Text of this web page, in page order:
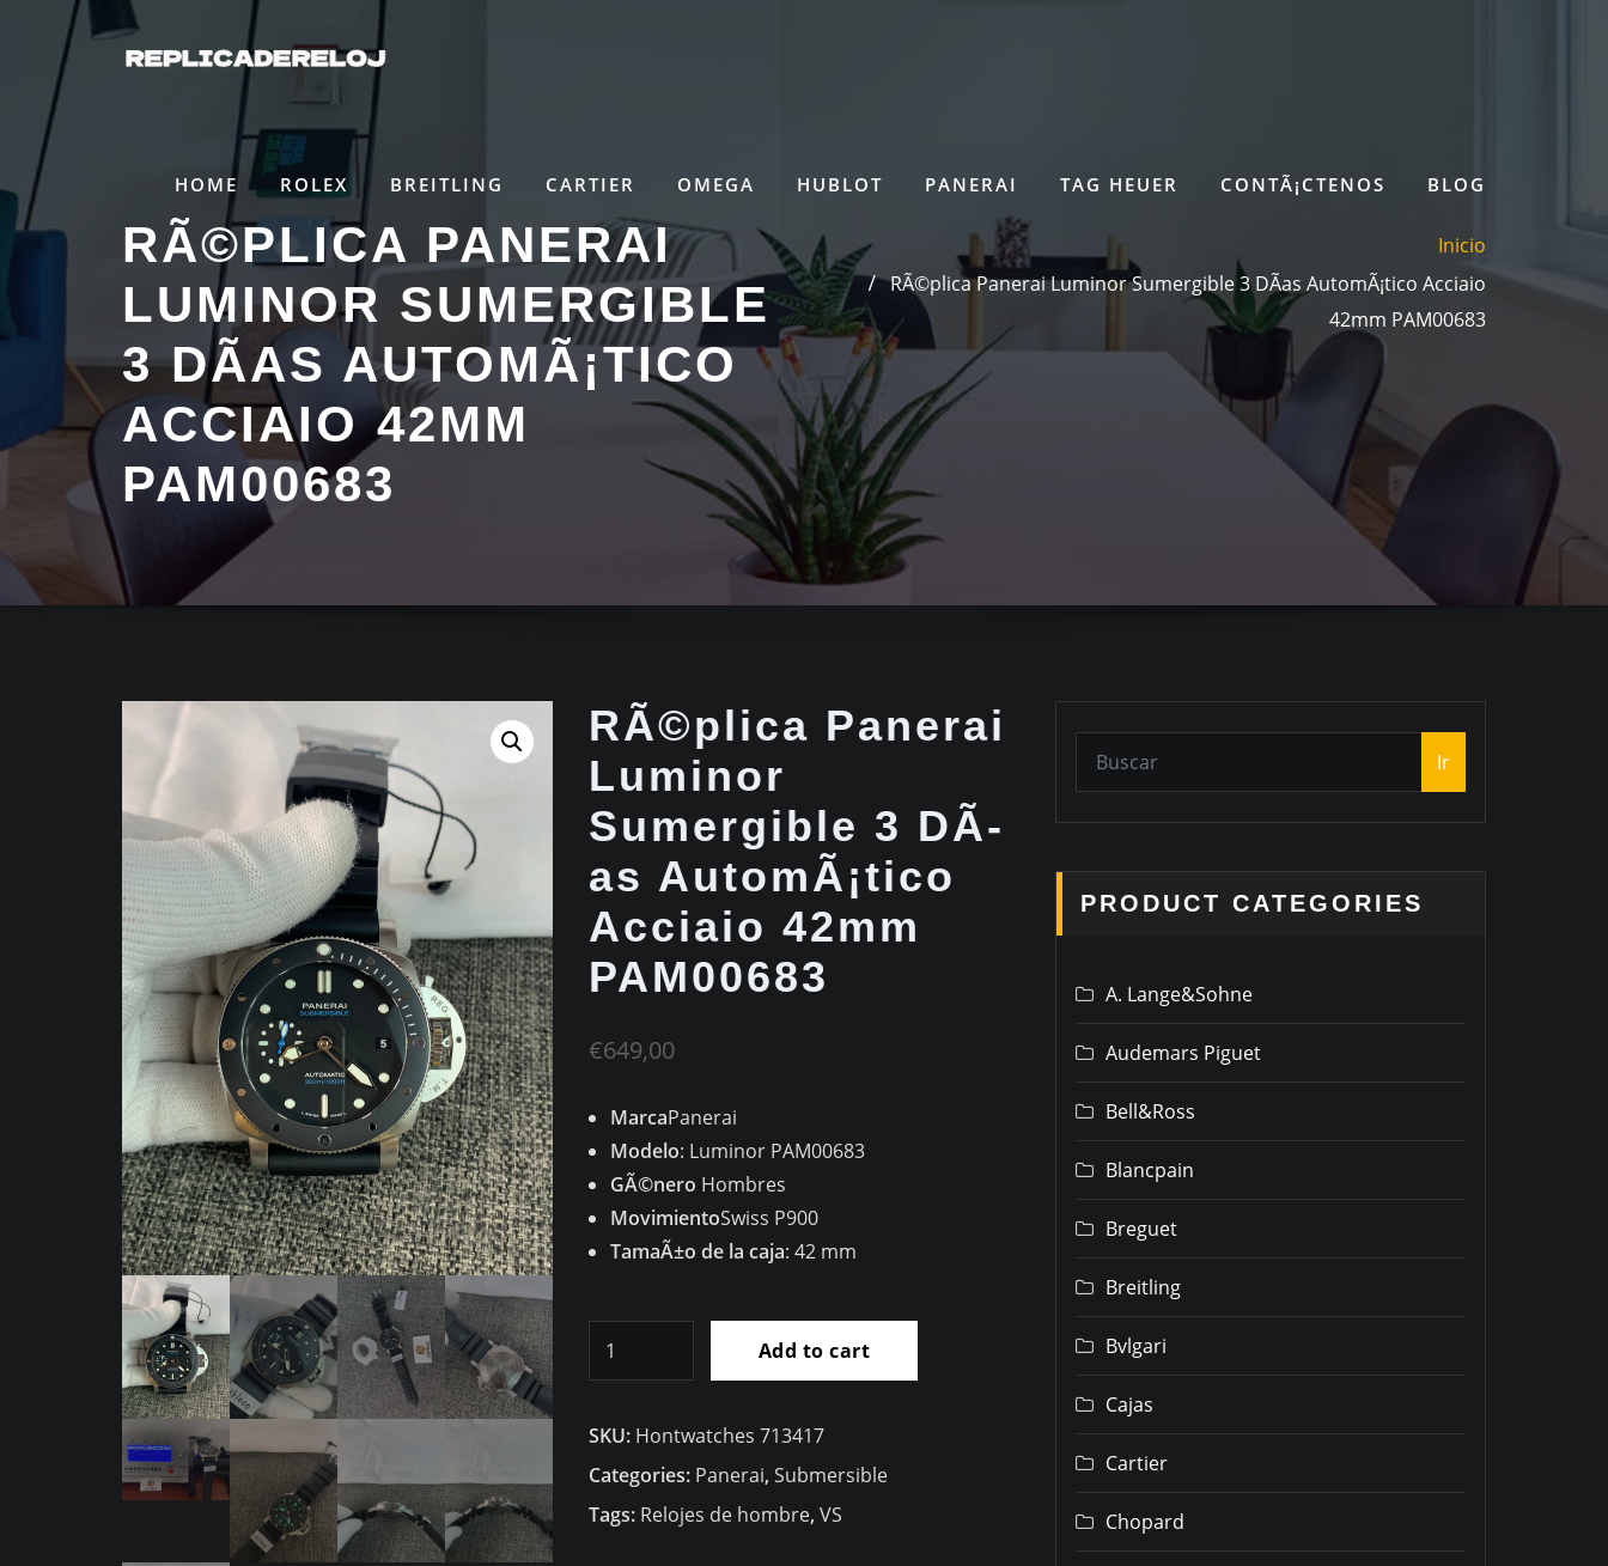
contenido
HOME ROLEX BREITLING CARTIER OMEGA HUBLOT PANERAI TAG HEUER CONTÃ¡CTENOS BLOG
RÃ©PLICA PANERAI
LUMINOR SUMERGIBLE
3 DÃ­AS AUTOMÃ¡TICO
ACCIAIO 42MM
PAM00683
Inicio
RÃ©plica Panerai Luminor Sumergible 3 DÃ­as AutomÃ¡tico Acciaio
42mm PAM00683
RÃ©plica Panerai
Luminor
Sumergible 3 DÃ­
as AutomÃ¡tico
Acciaio 42mm
PAM00683
€649,00
MarcaPanerai
Modelo: Luminor PAM00683
GÃ©nero Hombres
MovimientoSwiss P900
TamaÃ±o de la caja: 42 mm
Sumergible
3
DÃ­
Add to cart
SKU: Hontwatches 713417
Categories: Panerai, Submersible
Tags: Relojes de hombre, VS
Ir
PRODUCT CATEGORIES
A. Lange&Sohne
Audemars Piguet
Bell&Ross
Blancpain
Breguet
Breitling
Bvlgari
Cajas
Cartier
Chopard